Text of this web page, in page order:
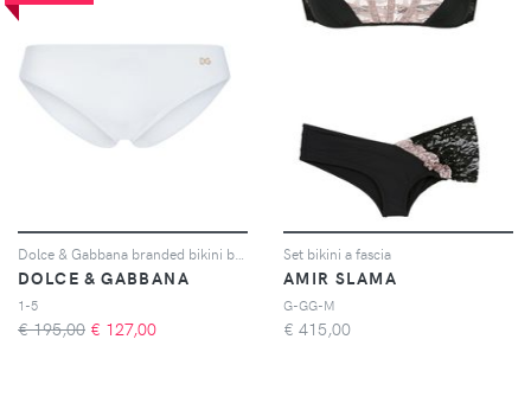
DOLCE & GABBANA
1-5
€ 195,00 € 127,00
Set bikini a fascia
AMIR SLAMA
G-GG-M
€ 415,00